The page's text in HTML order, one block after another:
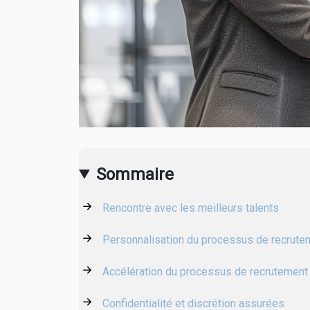
Sommaire
Rencontre avec les meilleurs talents
Personnalisation du processus de
Accélération du processus de recrutement
Confidentialité et discrétion assurées